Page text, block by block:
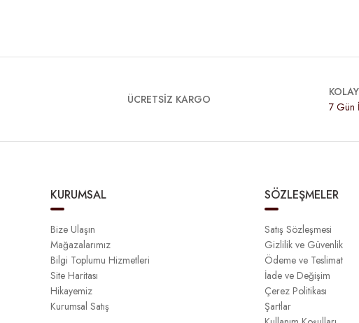
ÜCRETSİZ KARGO
7 Gün
KURUMSAL
Bize Ulaşın
Mağazalarımız
Bilgi Toplumu Hizmetleri
Site Haritası
Hikayemiz
Kurumsal Satış
SÖZLEŞMELER
Satış Sözleşmesi
Gizlilik ve Güvenlik
Ödeme ve Teslimat
İade ve Değişim
Çerez Politikası
Şartlar